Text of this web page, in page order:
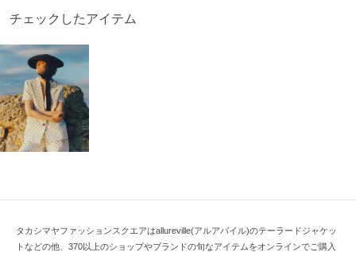
チェックしたアイテム
タカシマヤファッションスクエアはallureville(アルアバイル)のテーラードジャケッ
トなどの他、370以上のショップやブランドの旬なアイテムをオンラインでご購入